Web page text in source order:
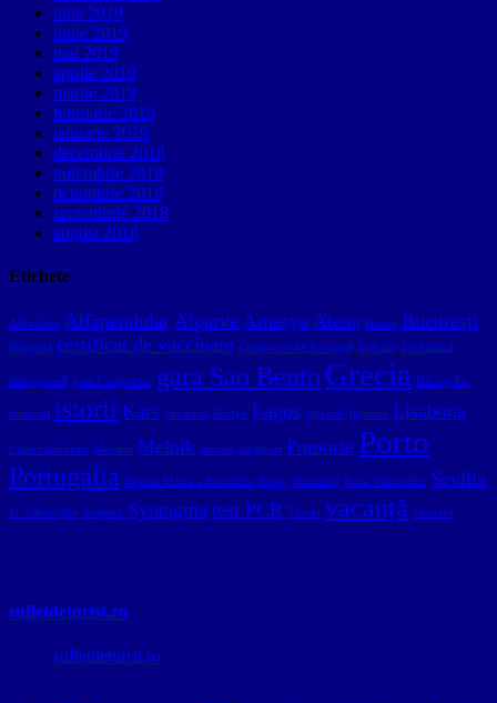
iulie 2019
iunie 2019
mai 2019
aprilie 2019
martie 2019
februarie 2019
ianuarie 2019
decembrie 2018
noiembrie 2018
octombrie 2018
septembrie 2018
august 2018
Etichete
Alba Iulia Alfapendular Algarve Amasya Atena Belem București
Bulgaria certificat de vaccinare Comboios de Portugal Crăciun Ferdinand
Întregitorul gara Campanha gara Sao Bento Grecia Hierapolis
Istanbul istorii Kars kavârma Konya Lagos legende lipscani Lisabona
Lupa capitolina Makaza Melnik muzeu pașaport Pomorie Porto
Portugalia Regina Maria a României Rojen Romaero Roza Vânturilor Sevilla
Sf. Gheorghe shopska Syntagma test PCR Turcia vacanță veterani
sufletdeturist.ro
sufletdeturist.ro